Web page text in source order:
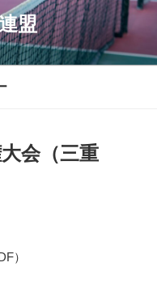
盟
会（三重
）